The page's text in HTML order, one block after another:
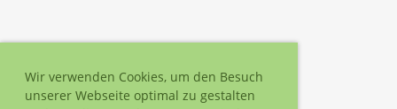
Wir verwenden Cookies, um den Besuch
unserer Webseite optimal zu gestalten